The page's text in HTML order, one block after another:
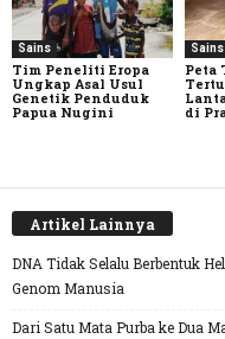
Sains
Tim Peneliti Eropa
Ungkap Asal Usul
Genetik Penduduk
Papua Nugini
Sains
Peta
di
Artikel Lainnya
DNA Tidak Selalu Berbentuk
Genom Manusia
Dari Satu Mata Purba ke Dua